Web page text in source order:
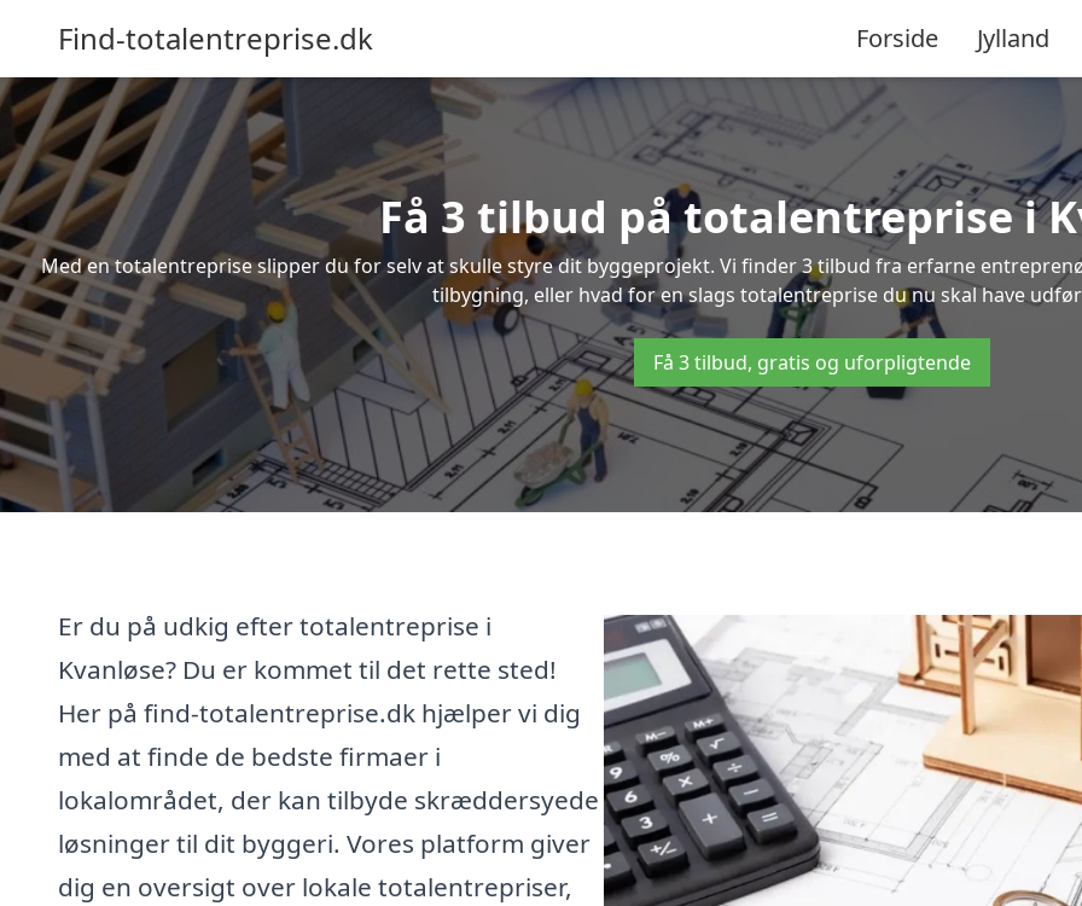
Find-totalentreprise.dk Forside Jylland
Få 3 tilbud på totalentreprise i
Med en totalentreprise slipper du for selv at skulle styre dit byggeprojekt. Vi finder 3 tilbud fra erfarne
tilbygning, eller hvad for en slags totalentreprise du nu skal have
Få 3 tilbud, gratis og uforpligtende
Er du på udkig efter totalentreprise i
Kvanløse? Du er kommet til det rette sted!
Her på find-totalentreprise.dk hjælper vi dig
med at finde de bedste firmaer i
lokalområdet, der kan tilbyde skræddersyede
løsninger til dit byggeri. Vores platform giver
dig en oversigt over lokale totalentrepriser,